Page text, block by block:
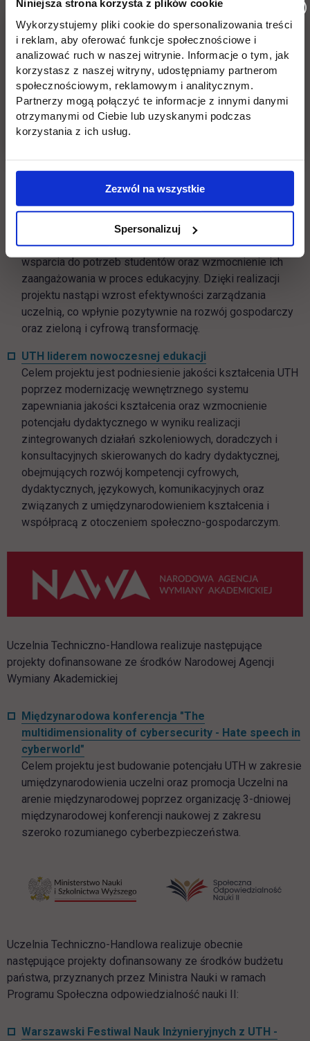
Niniejsza strona korzysta z plików cookie
Wykorzystujemy pliki cookie do spersonalizowania treści
i reklam, aby oferować funkcje społecznościowe i
analizować ruch w naszej witrynie. Informacje o tym, jak
korzystasz z naszej witryny, udostępniamy partnerom
społecznościowym, reklamowym i analitycznym.
Partnerzy mogą połączyć te informacje z innymi danymi
otrzymanymi od Ciebie lub uzyskanymi podczas
korzystania z ich usług.
Zezwól na wszystkie
Spersonalizuj
UTH OzN 2.0 - Uczelnia bardziej dostępna
Celem projektu jest zapewnienie osobom ze
szczególnymi potrzebami (OzSP), w tym osobom z
niepełnosprawnościami (OzN), możliwości skorzystania z
oferty Uczelni Techniczno-Handlowej im. H. Chodkowskiej
(UTH) poprzez rozwinięcie stabilnej i sprawnej struktury
wsparcia, która będzie gwarantować świadczenie usług na
każdym etapie związanym ze studiami.
przedwczesnego kończenia nauki wśród studentów i
studentek UTH poprzez wdrożenie systemowych
rozwiązań przeciwdziałających zjawisku drop-outu
zwiększających efektywność kształcenia, dostosowanie
wsparcia do potrzeb studentów oraz wzmocnienie ich
zaangażowania w proces edukacyjny. Dzięki realizacji
projektu nastąpi wzrost efektywności zarządzania
uczelnią, co wpłynie pozytywnie na rozwój gospodarczy
oraz zieloną i cyfrową transformację.
UTH liderem nowoczesnej edukacji
Celem projektu jest podniesienie jakości kształcenia UTH
poprzez modernizację wewnętrznego systemu
zapewniania jakości kształcenia oraz wzmocnienie
potencjału dydaktycznego w wyniku realizacji
zintegrowanych działań szkoleniowych, doradczych i
konsultacyjnych skierowanych do kadry dydaktycznej,
obejmujących rozwój kompetencji cyfrowych,
dydaktycznych, językowych, komunikacyjnych oraz
związanych z umiędzynarodowieniem kształcenia i
współpracą z otoczeniem społeczno-gospodarczym.
Uczelnia Techniczno-Handlowa realizuje następujące
projekty dofinansowane ze środków Narodowej Agencji
Wymiany Akademickiej
Międzynarodowa konferencja "The
multidimensionality of cybersecurity - Hate speech in
cyberworld"
Celem projektu jest budowanie potencjału UTH w zakresie
umiędzynarodowienia uczelni oraz promocja Uczelni na
arenie międzynarodowej poprzez organizację 3-dniowej
międzynarodowej konferencji naukowej z zakresu
szeroko rozumianego cyberbezpieczeństwa.
Uczelnia Techniczno-Handlowa realizuje obecnie
następujące projekty dofinansowany ze środków budżetu
państwa, przyznanych przez Ministra Nauki w ramach
Programu Społeczna odpowiedzialność nauki II:
Warszawski Festiwal Nauk Inżynieryjnych z UTH -